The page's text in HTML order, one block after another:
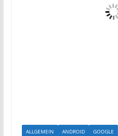
ALLGEMEIN ANDROID GOOGLE